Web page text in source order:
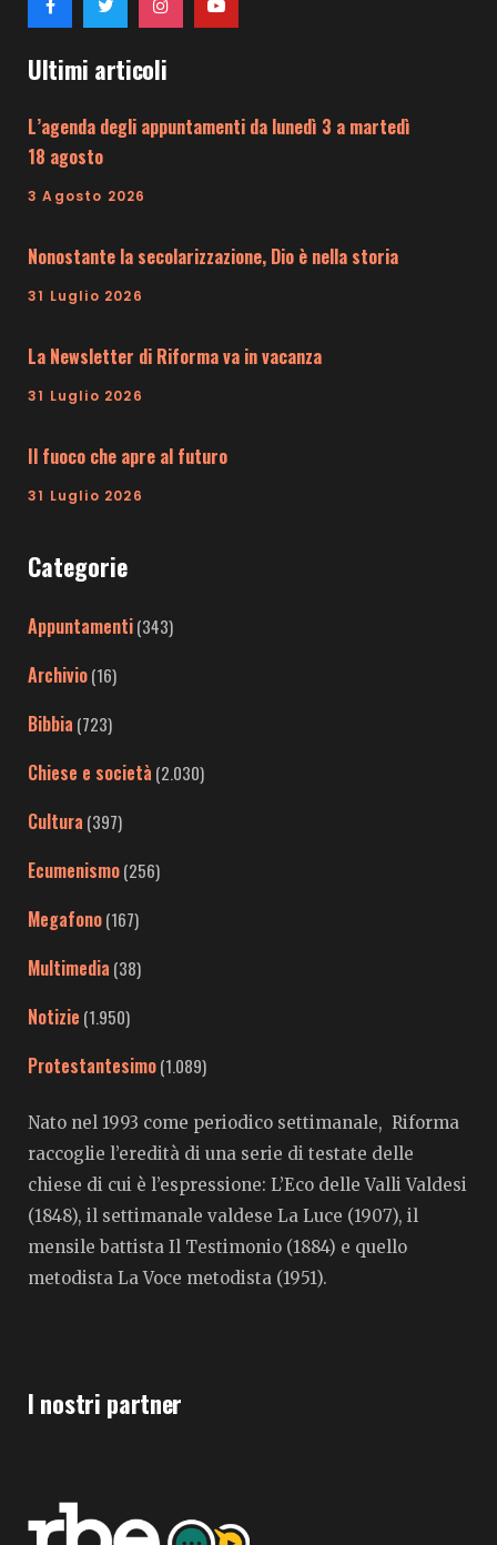
Ultimi articoli
L’agenda degli appuntamenti da lunedì 3 a martedì
18 agosto
3 Agosto 2026
Nonostante la secolarizzazione, Dio è nella storia
31 Luglio 2026
La Newsletter di Riforma va in vacanza
31 Luglio 2026
Il fuoco che apre al futuro
31 Luglio 2026
Categorie
Appuntamenti(343)
Archivio(16)
Bibbia (723)
Chiese e società (2.030)
Cultura (397)
Ecumenismo(256)
Megafono(167)
Multimedia (38)
Notizie (1.950)
Protestantesimo(1.089)
Nato nel 1993 come periodico settimanale, Riforma
raccoglie l’eredità di una serie di testate delle
chiese di cui è l’espressione: L’Eco delle Valli Valdesi
(1848), il settimanale valdese La Luce (1907), il
mensile battista Il Testimonio (1884) e quello
metodista La Voce metodista (1951).
I nostri partner